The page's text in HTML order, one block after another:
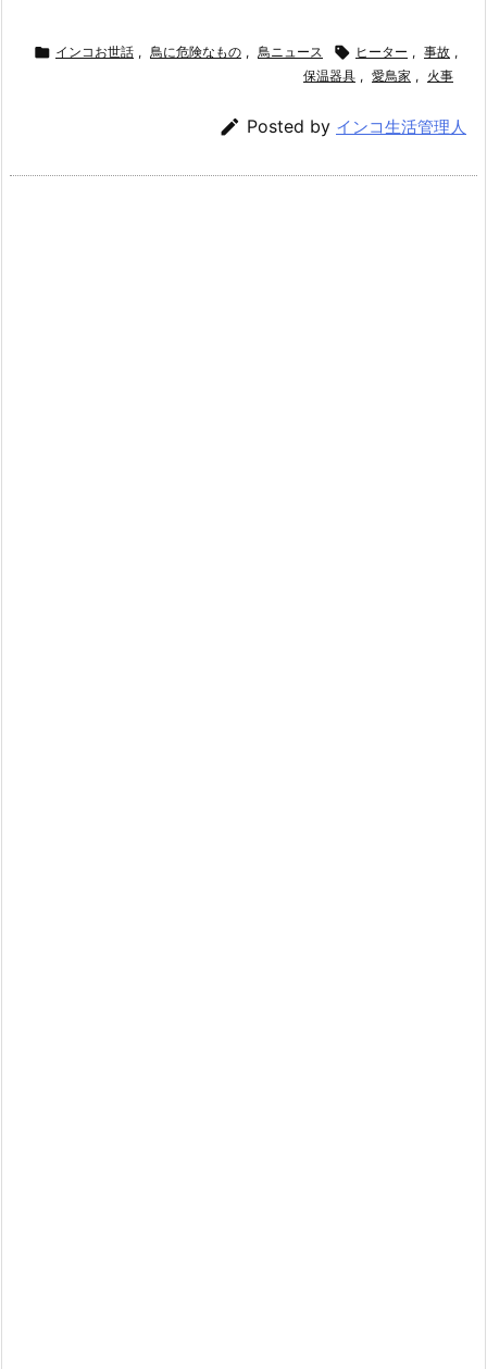
 インコお世話 , 鳥に危険なもの , 鳥ニュース  ヒーター , 事故 ,
保温器具 , 愛鳥家 , 火事
 Posted by インコ生活管理人